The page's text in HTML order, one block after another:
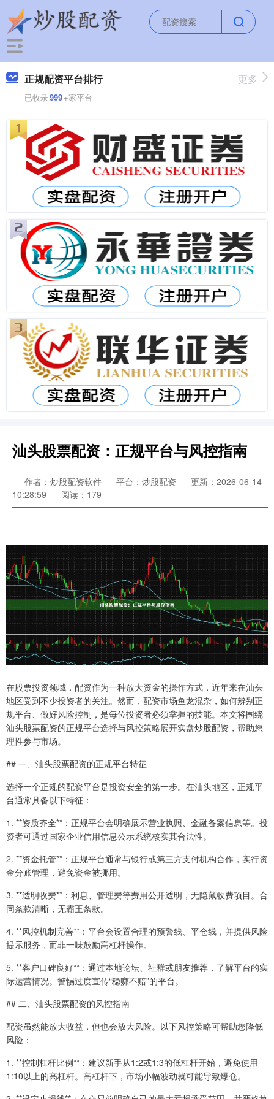
正规配资平台排行
已收录999+家平台
更多
汕头股票配资：正规平台与风控指南
作者：炒股配资软件 平台：炒股配资
更新：2026-06-14
10:28:59
阅读：179
在股票投资领域，配资作为一种放大资金的操作方式，近年来在汕头
地区受到不少投资者的关注。然而，配资市场鱼龙混杂，如何辨别正
规平台、做好风险控制，是每位投资者必须掌握的技能。本文将围绕
汕头股票配资的正规平台选择与风控策略展开实盘炒股配资，帮助您
理性参与市场。
## 一、汕头股票配资的正规平台特征
选择一个正规的配资平台是投资安全的第一步。在汕头地区，正规平
台通常具备以下特征：
1. **资质齐全**：正规平台会明确展示营业执照、金融备案信息等。投
资者可通过国家企业信用信息公示系统核实其合法性。
2. **资金托管**：正规平台通常与银行或第三方支付机构合作，实行资
金分账管理，避免资金被挪用。
3. **透明收费**：利息、管理费等费用公开透明，无隐藏收费项目。合
同条款清晰，无霸王条款。
4. **风控机制完善**：平台会设置合理的预警线、平仓线，并提供风险
提示服务，而非一味鼓励高杠杆操作。
5. **客户口碑良好**：通过本地论坛、社群或朋友推荐，了解平台的实
际运营情况。警惕过度宣传“稳赚不赔”的平台。
## 二、汕头股票配资的风控指南
配资虽然能放大收益，但也会放大风险。以下风控策略可帮助您降低
风险：
1. **控制杠杆比例**：建议新手从1:2或1:3的低杠杆开始，避免使用
1:10以上的高杠杆。高杠杆下，市场小幅波动就可能导致爆仓。